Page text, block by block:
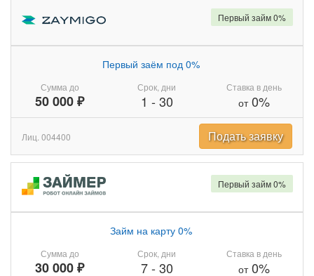
Сумма до
50 000 ₽
Первый заём под 0%
Срок, дни
1 - 30
Ставка в день
от0%
Первый займ 0%
Лиц. 004400 Подать заявку
Сумма до
30 000 ₽
Займ на карту 0%
Срок, дни
7- 30
Ставка в день
от0%
Первый займ 0%